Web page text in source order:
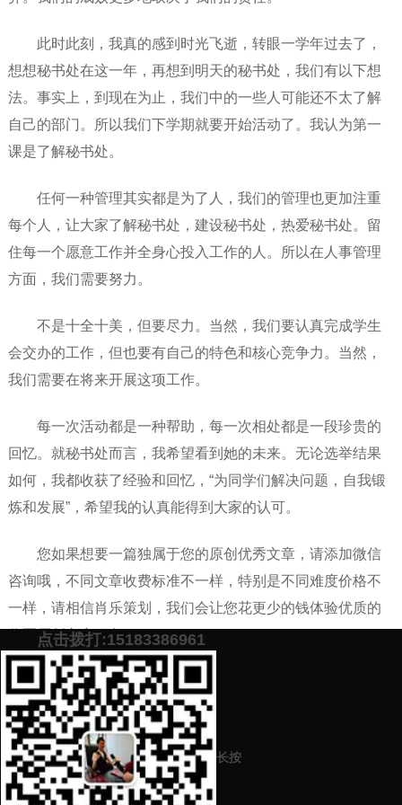
此时此刻，我真的感到时光飞逝，转眼一学年过去了，
想想秘书处在这一年，再想到明天的秘书处，我们有以下想
法。事实上，到现在为止，我们中的一些人可能还不太了解
自己的部门。所以我们下学期就要开始活动了。我认为第一
课是了解秘书处。
任何一种管理其实都是为了人，我们的管理也更加注重
每个人，让大家了解秘书处，建设秘书处，热爱秘书处。留
住每一个愿意工作并全身心投入工作的人。所以在人事管理
方面，我们需要努力。
不是十全十美，但要尽力。当然，我们要认真完成学生
会交办的工作，但也要有自己的特色和核心竞争力。当然，
我们需要在将来开展这项工作。
每一次活动都是一种帮助，每一次相处都是一段珍贵的
回忆。就秘书处而言，我希望看到她的未来。无论选举结果
如何，我都收获了经验和回忆，“为同学们解决问题，自我锻
炼和发展”，希望我的认真能得到大家的认可。
您如果想要一篇独属于您的原创优秀文章，请添加微信
咨询哦，不同文章收费标准不一样，特别是不同难度价格不
一样，请相信肖乐策划，我们会让您花更少的钱体验优质的
代写原创文章服务。
预约营销老师 添加微信号：
案！
上一篇：关于某高中学生会主席的竞职演讲稿（文案代写平台的收费
标准是什么）
下一篇：关于某幼儿园副园长这一职位的竞聘演讲稿（文案代笔平台
点击拨打:15183386961
长按